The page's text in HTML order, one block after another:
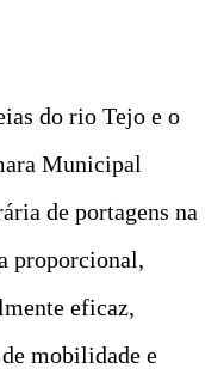
do rio Tejo e o
Municipal
de portagens na
proporcional,
eficaz,
mobilidade e